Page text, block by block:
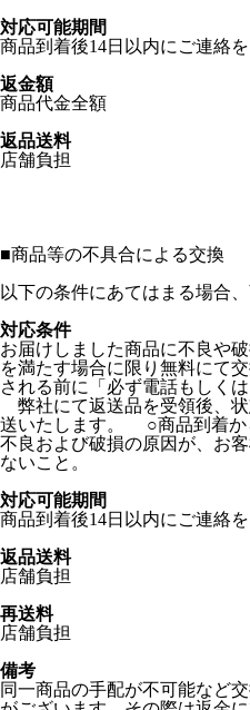
対応可能期間
商品到着後14日以内にご連絡
返金額
商品代金全額
返品送料
店舗負担
■商品等の不具合による交換
以下の条件にあてはまる場合
対応条件
お届けしました商品に不良や
を満たす場合に限り無料にて
される前に「必ず電話もしく
弊社にて返送品を受領後、
送いたします。 ○商品到着
不良および破損の原因が、お
ないこと。
対応可能期間
商品到着後14日以内にご連絡
返品送料
店舗負担
再送料
店舗負担
備考
同一商品の手配が不可能など